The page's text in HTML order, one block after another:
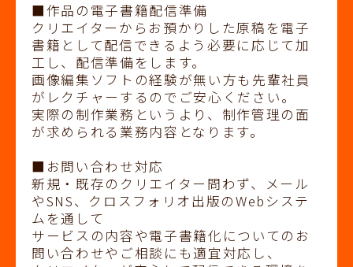
■作品の電子書籍配信準備
クリエイターからお預かりした原稿を電子
書籍として配信できるよう必要に応じて加
工し、配信準備をします。
画像編集ソフトの経験が無い方も先輩社員
がレクチャーするのでご安心ください。
実際の制作業務というより、制作管理の面
が求められる業務内容となります。
■お問い合わせ対応
新規・既存のクリエイター問わず、メール
やSNS、クロスフォリオ出版のWebシステ
ムを通して
サービスの内容や電子書籍化についてのお
問い合わせやご相談にも適宜対応し、